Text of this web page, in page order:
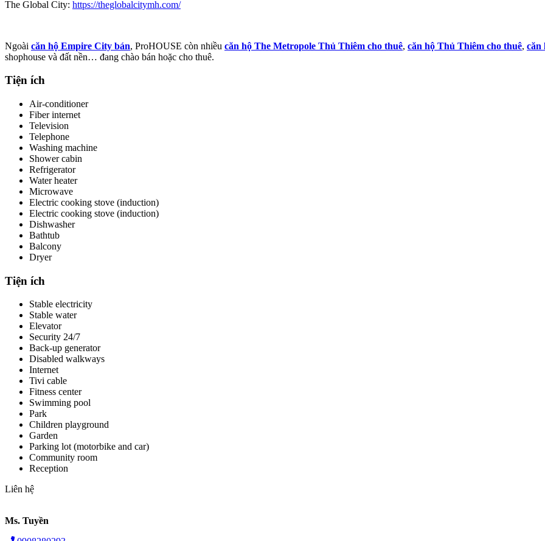
The Global City: https://theglobalcitymh.com/
Ngoài căn hộ Empire City bán, ProHOUSE còn nhiều căn hộ The Metropole Thủ Thiêm cho thuê, căn hộ Thủ Thiêm cho thuê, căn
shophouse và đất nền… đang chào bán hoặc cho thuê.
Tiện ích
Air-conditioner
Fiber internet
Television
Telephone
Washing machine
Shower cabin
Refrigerator
Water heater
Microwave
Electric cooking stove (induction)
Electric cooking stove (induction)
Dishwasher
Bathtub
Balcony
Dryer
Tiện ích
Stable electricity
Stable water
Elevator
Security 24/7
Back-up generator
Disabled walkways
Internet
Tivi cable
Fitness center
Swimming pool
Park
Children playground
Garden
Parking lot (motorbike and car)
Community room
Reception
Liên hệ
Ms. Tuyền